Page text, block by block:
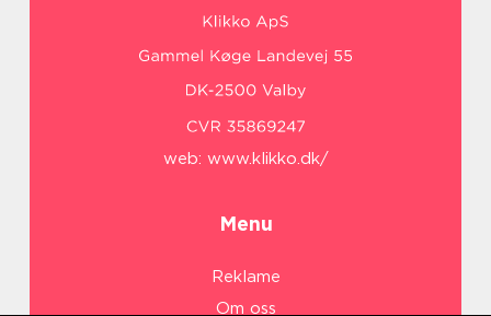
web: www.klikko.dk/
Menu
Reklame
Om oss